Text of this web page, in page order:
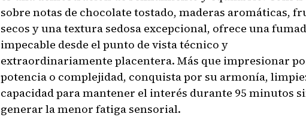
sobre notas de chocolate tostado, maderas aromáticas,
secos y una textura sedosa excepcional, ofrece una
impecable desde el punto de vista técnico y
extraordinariamente placentera. Más que impresionar
potencia o complejidad, conquista por su armonía,
capacidad para mantener el interés durante 95 minutos
generar la menor fatiga sensorial.